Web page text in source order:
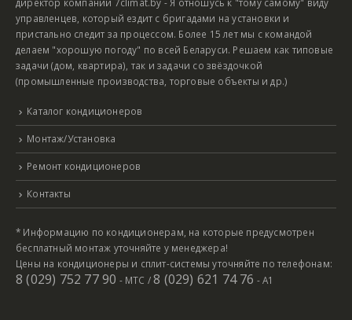
управленцев, который ездит с бригадами на установки и
пристально следит за процессом. Более 15 лет мы с командой
делаем "хорошую погоду" по всей Беларуси. Решаем как типовые
задачи (дом, квартира), так и задачи со звёздочкой
(промышленные производства, торговые объекты и др.)
Каталог кондиционеров
Монтаж/Установка
Ремонт кондиционеров
Контакты
* Информацию по кондиционерам, на которые предусмотрен
бесплатный монтаж уточняйте у менеджера!
Цены на кондиционеры и сплит-системы уточняйте по телефонам:
8 (029) 752 77 90 - МТС /8 (029) 621 74 76 - А1